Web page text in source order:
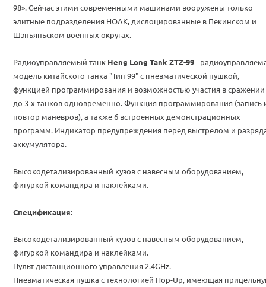
98». Сейчас этими современными машинами вооружены только
элитные подразделения НОАК, дислоцированные в Пекинском и
Шэньяньском военных округах.
Радиоуправляемый танк Heng Long Tank ZTZ-99-
модель китайского танка "Тип 99" с пневматической пушкой,
функцией программирования и возможностью участия в сражении
до 3-х танков одновременно. Функция программирования (запись
повтор маневров), а также 6 встроенных демонстрационных
программ. Индикатор предупреждения перед выстрелом и
аккумулятора.
Высокодетализированный кузов с навесным оборудованием,
фигуркой командира и наклейками.
Спецификация:
Высокодетализированный кузов с навесным оборудованием,
фигуркой командира и наклейками.
Пульт дистанционного управления 2.4GHz.
Пневматическая пушка с технологией Hop-Up, имеющая